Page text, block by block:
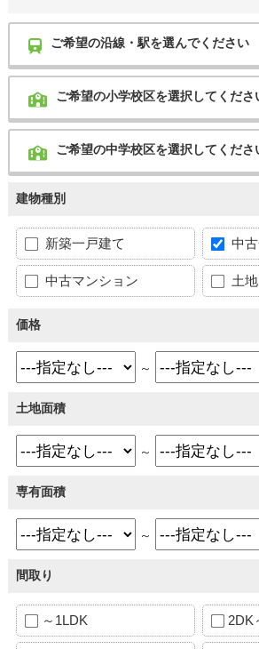
ご希望の沿線・駅を選んでください
ご希望の小学校区を選択してくださ
ご希望の中学校区を選択してくださ
建物種別
新築一戸建て 中
中古マンション 土地
価格
～
土地面積
～
専有面積
～
間取り
～1LDK 2DK